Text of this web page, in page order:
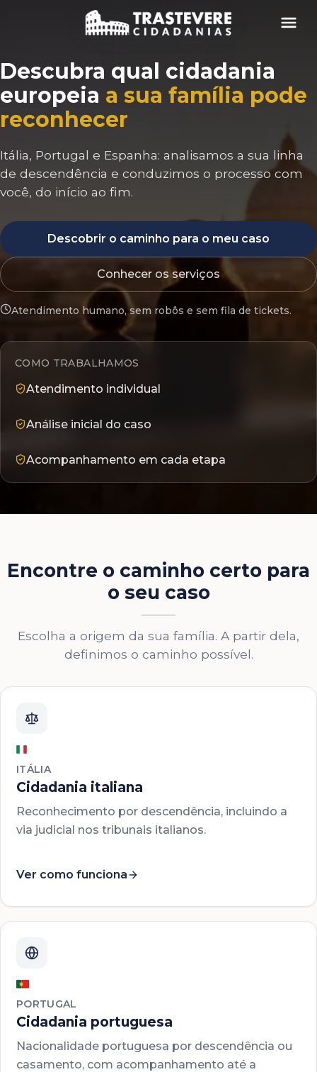
Menu
Descubra qual cidadania
europeia a sua família pode
reconhecer
Itália, Portugal e Espanha: analisamos a sua linha
de descendência e conduzimos o processo com
você, do início ao fim.
Descobrir o caminho para o meu caso
Conhecer os serviços
Atendimento humano, sem robôs e sem fila de tickets.
COMO TRABALHAMOS
Atendimento individual
Análise inicial do caso
Acompanhamento em cada etapa
Encontre o caminho certo para
o seu caso
Escolha a origem da sua família. A partir dela,
definimos o caminho possível.
ITÁLIA
Cidadania italiana
Reconhecimento por descendência, incluindo a
via judicial nos tribunais italianos.
Ver como funciona
PORTUGAL
Cidadania portuguesa
Nacionalidade portuguesa por descendência ou
casamento, com acompanhamento até a